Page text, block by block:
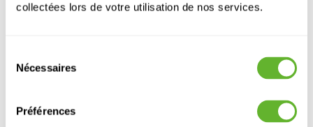
collectées lors de votre utilisation de nos services.
Nécessaires
Préférences